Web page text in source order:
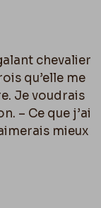
chevalier
qu’elle me
Je voudrais
– Ce que j’ai
mieux